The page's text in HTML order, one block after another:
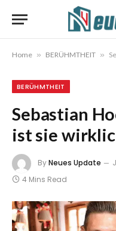
Home » BERÜHMTHEIT »
BERÜHMTHEIT
Sebastian
ist sie
ByNeues Update
4 Mins Read